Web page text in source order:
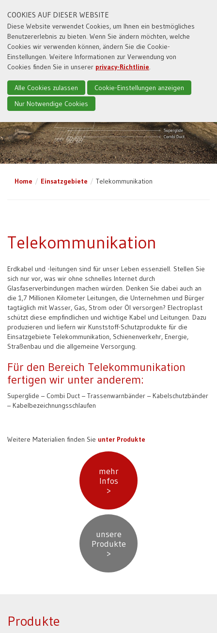
Home Einsatzgebiete Telekommunikation
Telekommunikation
Erdkabel und -leitungen sind für unser Leben essenziell. Stellen Sie
sich nur vor, was wir ohne schnelles Internet durch
Glasfaserverbindungen machen würden. Denken Sie dabei auch an
die 1,7 Millionen Kilometer Leitungen, die Unternehmen und Bürger
tagtäglich mit Wasser, Gas, Strom oder Öl versorgen? Electroplast
schützt diese empfindlichen und wichtige Kabel und Leitungen. Dazu
produzieren und liefern wir Kunststoff-Schutzprodukte für die
Einsatzgebiete Telekommunikation, Schienenverkehr, Energie,
Straßenbau und die allgemeine Versorgung.
Für den Bereich Telekommunikation
fertigen wir unter anderem:
Superglide – Combi Duct – Trassenwarnbänder – Kabelschutzbänder
– Kabelbezeichnungsschlaufen
Weitere Materialien finden Sie unter Produkte
mehr
Infos
>
unsere
Produkte
>
Produkte
COOKIES AUF DIESER WEBSITE
Diese Website verwendet Cookies, um Ihnen ein bestmögliches
Benutzererlebnis zu bieten. Wenn Sie ändern möchten, welche
Cookies wir verwenden können, ändern Sie die Cookie-
Einstellungen. Weitere Informationen zur Verwendung von
Cookies finden Sie in unserer privacy-Richtlinie.
Alle Cookies zulassen
Cookie-Einstellungen anzeigen
Nur Notwendige Cookies